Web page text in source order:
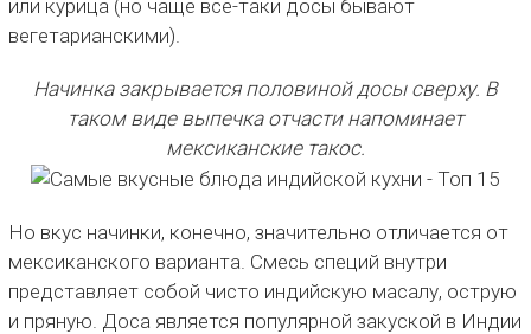
или курица (но чаще всё-таки досы бывают
вегетарианскими).
Начинка закрывается половиной досы сверху. В
таком виде выпечка отчасти напоминает
мексиканские такос.
Но вкус начинки, конечно, значительно отличается от
мексиканского варианта. Смесь специй внутри
представляет собой чисто индийскую масалу, острую
и пряную. Доса является популярной закуской в Индии